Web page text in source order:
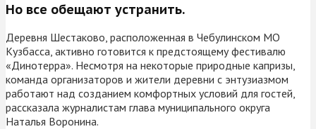
Но все обещают устранить.
Деревня Шестаково, расположенная в Чебулинском МО
Кузбасса, активно готовится к предстоящему фестивалю
«Динотерра». Несмотря на некоторые природные капризы,
команда организаторов и жители деревни с энтузиазмом
работают над созданием комфортных условий для гостей,
рассказала журналистам глава муниципального округа
Наталья Воронина.